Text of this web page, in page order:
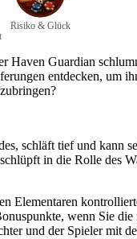
Risiko & Glück
Guardian
entdecken, um
schläft tief und kann
in die Rolle des
Elementaren
wenn Sie
und der Spieler mit